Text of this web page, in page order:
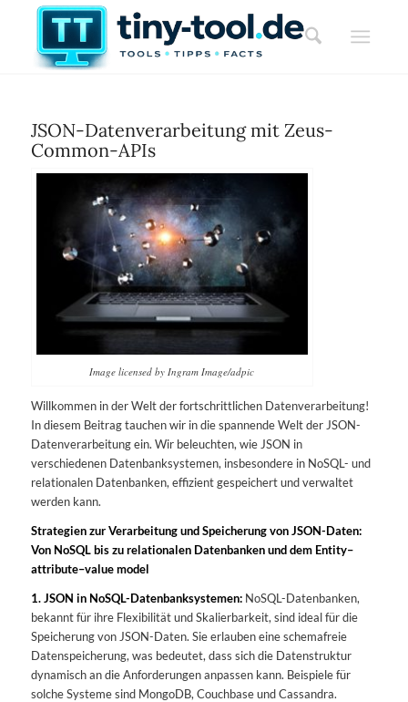
JSON-Datenverarbeitung mit Zeus-
Common-APIs
Image licensed by Ingram Image/adpic
Willkommen in der Welt der fortschrittlichen Datenverarbeitung!
In diesem Beitrag tauchen wir in die spannende Welt der JSON-
Datenverarbeitung ein. Wir beleuchten, wie JSON in
verschiedenen Datenbanksystemen, insbesondere in NoSQL- und
relationalen Datenbanken, effizient gespeichert und verwaltet
werden kann.
Strategien zur Verarbeitung und Speicherung von JSON-Daten:
Von NoSQL bis zu relationalen Datenbanken und dem Entity–
attribute–value model
1. JSON in NoSQL-Datenbanksystemen:NoSQL-Datenbanken,
bekannt für ihre Flexibilität und Skalierbarkeit, sind ideal für die
Speicherung von JSON-Daten. Sie erlauben eine schemafreie
Datenspeicherung, was bedeutet, dass sich die Datenstruktur
dynamisch an die Anforderungen anpassen kann. Beispiele für
solche Systeme sind MongoDB, Couchbase und Cassandra.